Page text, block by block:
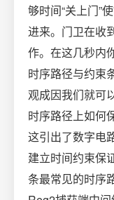
够时间“关上门”
进来。门卫在收
作。在这几秒内
时序路径与约束
观成因我们就可
时序路径上如何
这引出了数字电
建立时间约束保
条最常见的时序